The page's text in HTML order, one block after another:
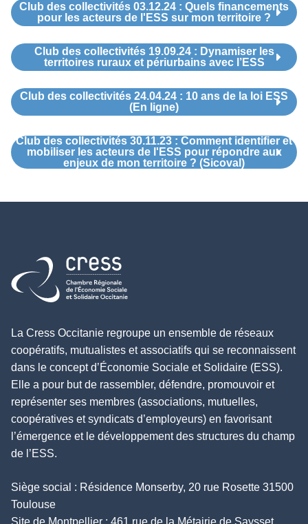
Club des collectivités 03.12.24 : Quels financements
pour les acteurs de l'ESS sur mon territoire ?
Club des collectivités 19.09.24 : Dynamiser les
territoires ruraux et périurbains avec l’ESS
Club des collectivités 24.04.24 : 10 ans de la loi ESS
(En ligne)
Club des collectivités 30.11.23 : Comment identifier et
mobiliser les acteurs de l'ESS pour répondre aux
enjeux de mon territoire ? (Sicoval)
Retour à l'accueil
La Cress Occitanie regroupe un ensemble de réseaux
coopératifs, mutualistes et associatifs qui se reconnaissent
dans le concept d’Économie Sociale et Solidaire (ESS).
Elle a pour but de rassembler, défendre, promouvoir et
représenter ses membres (associations, mutuelles,
coopératives et syndicats d’employeurs) en favorisant
l’émergence et le développement des structures du champ
de l’ESS.
Siège social : Résidence Monserby, 20 rue Rosette 31500
Toulouse